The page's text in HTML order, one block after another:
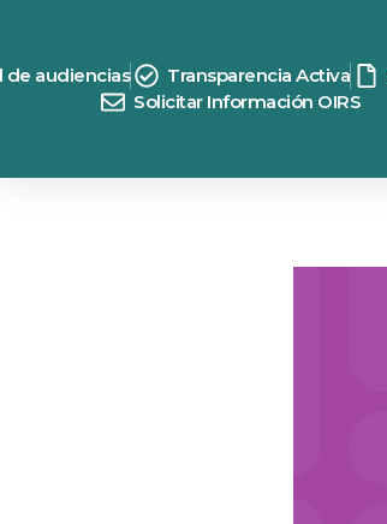
de audiencias Transparencia Activa
Solicitar Información OIRS